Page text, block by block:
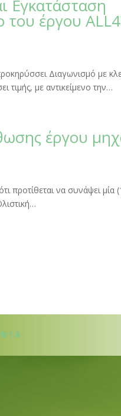
Εγκατάσταση
έργου
Διαγωνισμό με
με αντικείμενο την…
έργου
προτίθεται να συνάψει